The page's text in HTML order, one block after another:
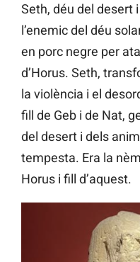
Seth, déu del desert
l’enemic del déu
en porc negre per
d’Horus. Seth,
la violència i el
fill de Geb i de Nat,
del desert i dels
tempesta. Era la
Horus i fill d’aquest.